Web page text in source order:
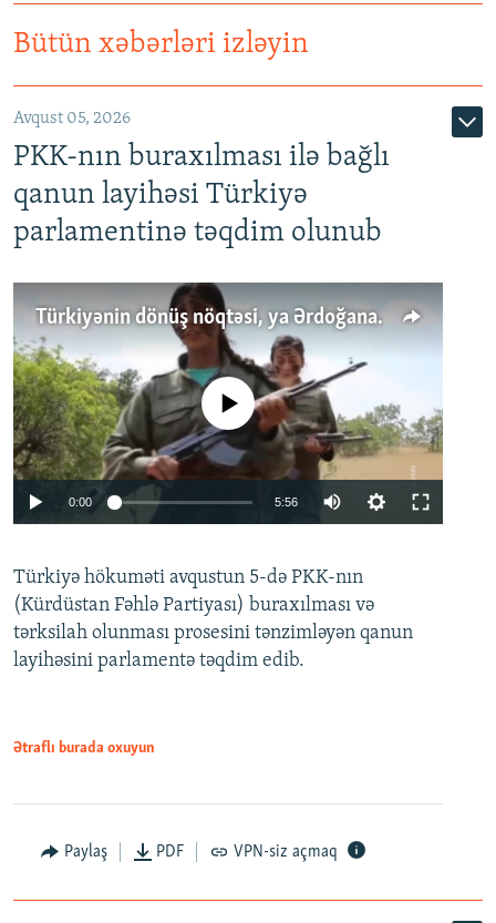
Bütün xəbərləri izləyin
Avqust 05, 2026
PKK-nın buraxılması ilə bağlı
qanun layihəsi Türkiyə
parlamentinə təqdim olunub
Türkiyənin dönüş nöqtəsi, ya Ərdoğana üçüncü şans: PKK ilə qəfil barışıq nə deməkdir?
Auto 240p 360p 480p
720p 1080p
No media source currently available
0:00 5:56
360p
480p
Türkiyə hökuməti avqustun 5-də PKK-nın
(Kürdüstan Fəhlə Partiyası) buraxılması və
tərksilah olunması prosesini tənzimləyən qanun
layihəsini parlamentə təqdim edib.
Ətraflı burada oxuyun
Paylaş PDF VPN-siz açmaq